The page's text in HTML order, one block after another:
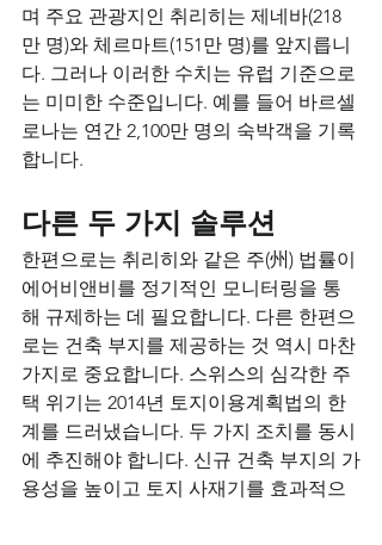
며 주요 관광지인 취리히는 제네바(218
만 명)와 체르마트(151만 명)를 앞지릅니
다. 그러나 이러한 수치는 유럽 기준으로
는 미미한 수준입니다. 예를 들어 바르셀
로나는 연간 2,100만 명의 숙박객을 기록
합니다.
다른 두 가지 솔루션
한편으로는 취리히와 같은 주(州) 법률이
에어비앤비를 정기적인 모니터링을 통
해 규제하는 데 필요합니다. 다른 한편으
로는 건축 부지를 제공하는 것 역시 마찬
가지로 중요합니다. 스위스의 심각한 주
택 위기는 2014년 토지이용계획법의 한
계를 드러냈습니다. 두 가지 조치를 동시
에 추진해야 합니다. 신규 건축 부지의 가
용성을 높이고 토지 사재기를 효과적으